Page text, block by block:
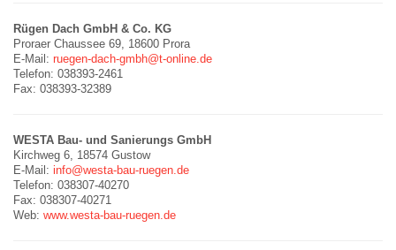
Rügen Dach GmbH & Co. KG
Proraer Chaussee 69, 18600 Prora
E-Mail: ruegen-dach-gmbh@t-online.de
Telefon: 038393-2461
Fax: 038393-32389
WESTA Bau- und Sanierungs GmbH
Kirchweg 6, 18574 Gustow
E-Mail: info@westa-bau-ruegen.de
Telefon: 038307-40270
Fax: 038307-40271
Web: www.westa-bau-ruegen.de